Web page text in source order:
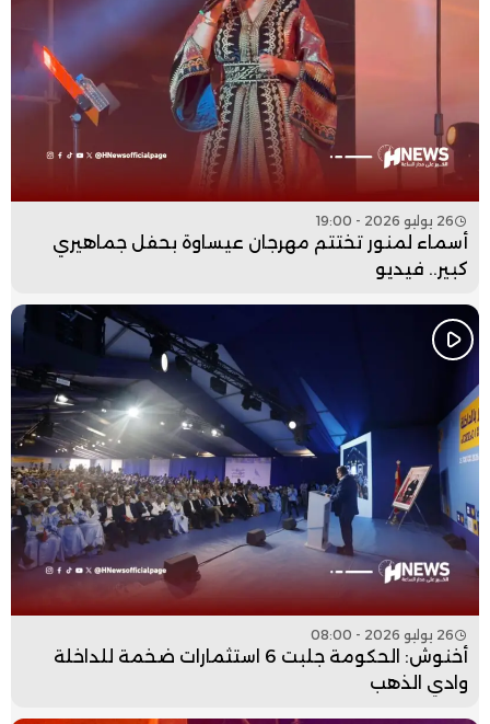
26 يوليو 2026 - 19:00
أسماء لمنور تختتم مهرجان عيساوة بحفل جماهيري
كبير.. فيديو
26 يوليو 2026 - 08:00
أخنوش: الحكومة جلبت 6 استثمارات ضخمة للداخلة
وادي الذهب